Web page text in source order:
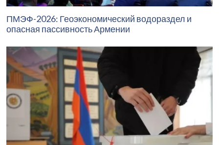
ПМЭФ-2026: Геоэкономический водораздел и
опасная пассивность Армении